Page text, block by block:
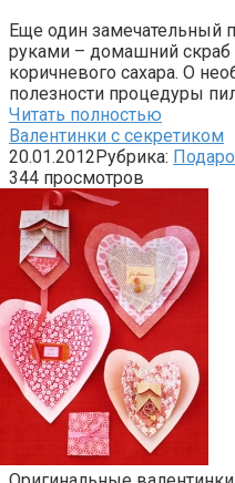
Еще один замечательный
руками – домашний скраб
коричневого сахара. О
полезности процедуры
Читать полностью
Валентинки с секретиком
20.01.2012Рубрика:
344 просмотров